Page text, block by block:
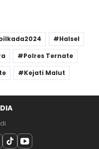
Halsel
Polres Ternate
Kejati Malut